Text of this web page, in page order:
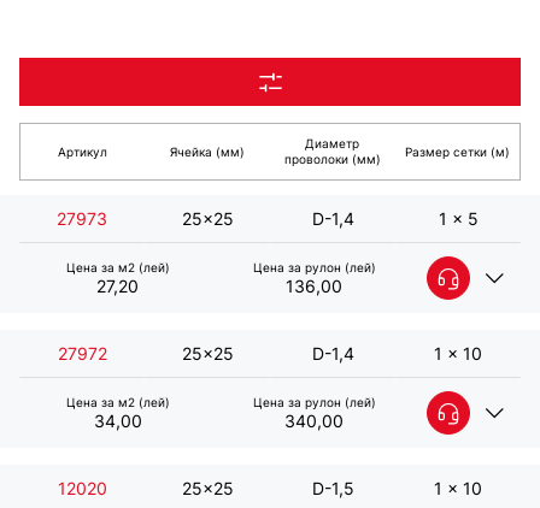
Артикул Ячейка (мм)
Диаметр
проволоки (мм)
Размер сетки (м)
27973 25x25 D-1,4 1 x 5
Цена за м2 (лей)
27,20
Цена за рулон (лей)
136,00
27972 25x25 D-1,4 1 x 10
Цена за м2 (лей)
34,00
Цена за рулон (лей)
340,00
12020 25x25 D-1,5 1 x 10